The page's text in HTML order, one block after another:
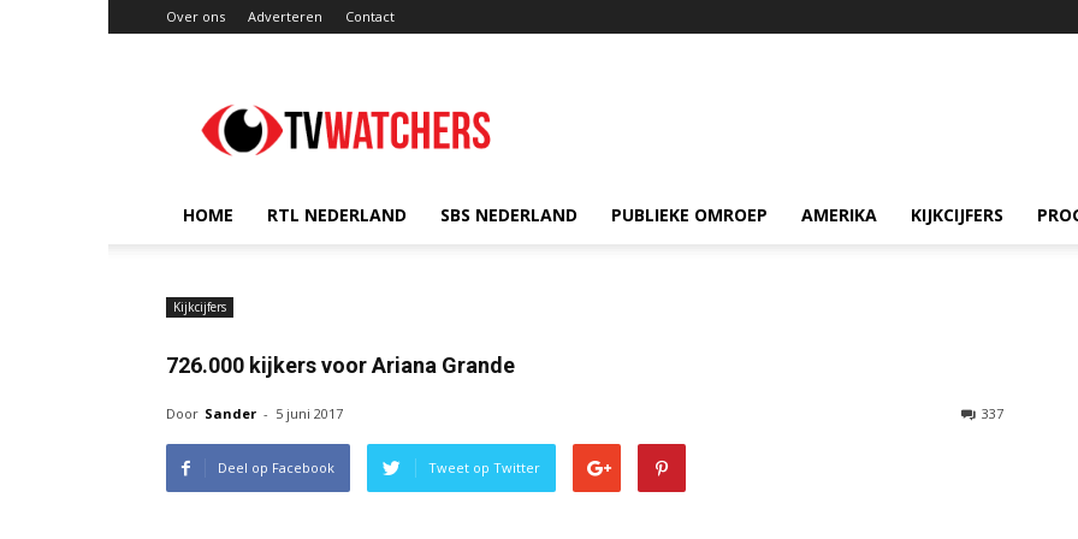
Over ons Adverteren Contact
HOME RTL NEDERLAND SBS NEDERLAND PUBLIEKE OMROEP AMERIKA KIJKCIJFERS
Kijkcijfers
726.000 kijkers voor Ariana Grande
Door Sander - 5 juni 2017 337
Deel op Facebook Tweet op Twitter